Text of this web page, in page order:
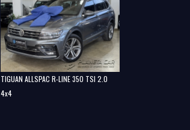
TIGUAN ALLSPAC R-LINE 350 TSI 2.0
4x4